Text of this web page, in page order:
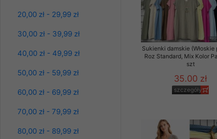
20,00 zł - 29,99 zł
30,00 zł - 39,99 zł
40,00 zł - 49,99 zł
50,00 zł - 59,99 zł
60,00 zł - 69,99 zł
70,00 zł - 79,99 zł
80,00 zł - 89,99 zł
Spodnie damskie
Sukienki damskie (Włoskie
Roz Standard, Mix Kolor
szt
35.00 zł
szczegóły
Sklep nie przekazuje,
chyba że dzieje się to
prawa organów
Nasz Sklep
przez nasz serwer i
jego indywidualnych
opcję przyjmowania
może wpłynąć na
Klienta przechowują
• ostatnio